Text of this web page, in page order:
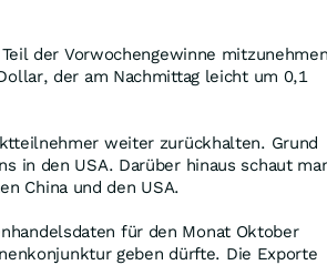
der Vorwochengewinne
der am Nachmittag leicht um 0,1
weiter zurückhalten. Grund
in den USA. Darüber hinaus schaut
China und den USA.
für den Monat Oktober
geben dürfte. Die Exporte